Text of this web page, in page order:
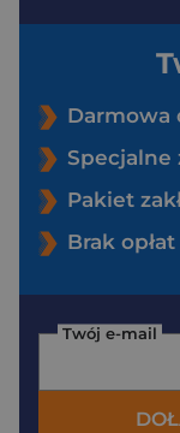
Darmowa
Pakiet
Brak
Twój e-mail